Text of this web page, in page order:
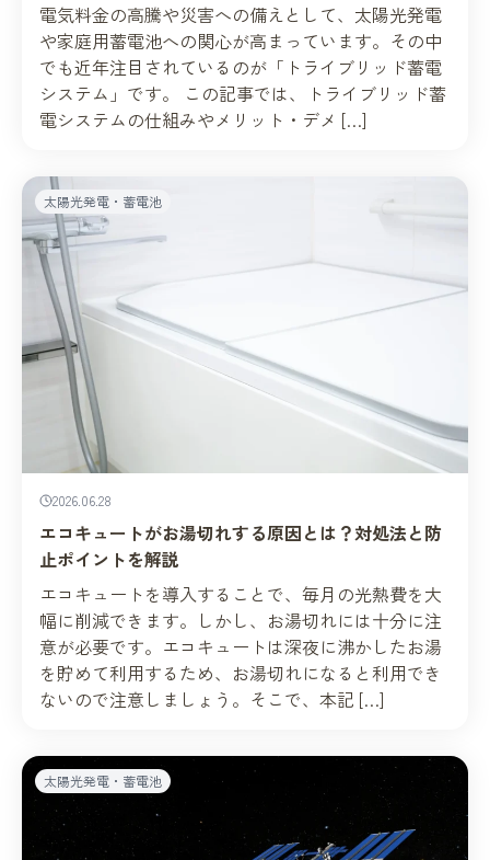
電気料金の高騰や災害への備えとして、太陽光発電
や家庭用蓄電池への関心が高まっています。その中
でも近年注目されているのが「トライブリッド蓄電
システム」です。 この記事では、トライブリッド蓄
電システムの仕組みやメリット・デメ […]
太陽光発電・蓄電池
2026.06.28
エコキュートがお湯切れする原因とは？対処法と防
止ポイントを解説
エコキュートを導入することで、毎月の光熱費を大
幅に削減できます。しかし、お湯切れには十分に注
意が必要です。エコキュートは深夜に沸かしたお湯
を貯めて利用するため、お湯切れになると利用でき
ないので注意しましょう。そこで、本記 […]
太陽光発電・蓄電池